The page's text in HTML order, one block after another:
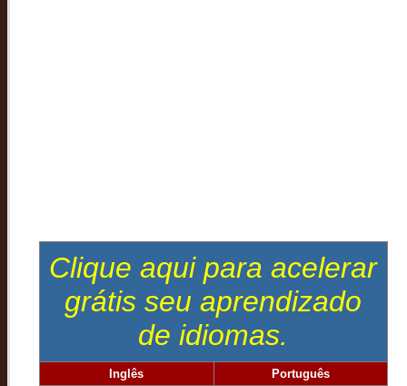
Clique aqui para acelerar
grátis seu aprendizado
de idiomas.
Inglês Português